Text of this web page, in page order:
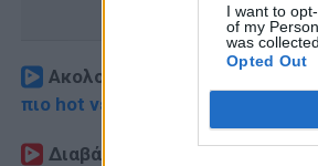
I want to
of my
was collected.
Opted Out
Ακολουθήστε το E-Radio.gr
πιο hot νέα
Διαβάστε περισσότερα